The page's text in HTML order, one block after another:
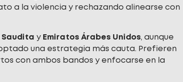
a la violencia y rechazando alinearse con
y Emiratos Árabes Unidos, aunque
una estrategia más cauta. Prefieren
con ambos bandos y enfocarse en la